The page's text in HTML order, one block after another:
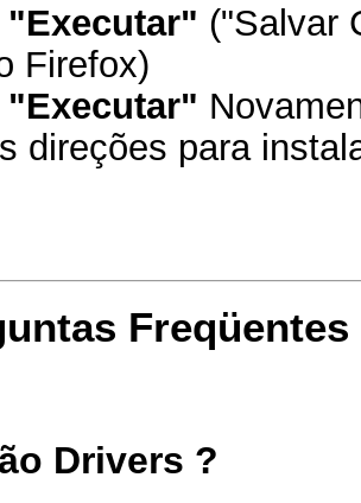
"Executar" ("Salvar
Firefox)
"Executar"
direções para
Freqüentes
Drivers ?